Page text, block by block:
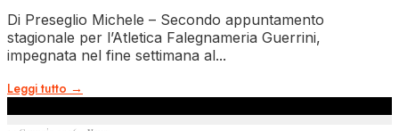
Di Preseglio Michele – Secondo appuntamento
stagionale per l’Atletica Falegnameria Guerrini,
impegnata nel fine settimana al...
Leggi tutto →